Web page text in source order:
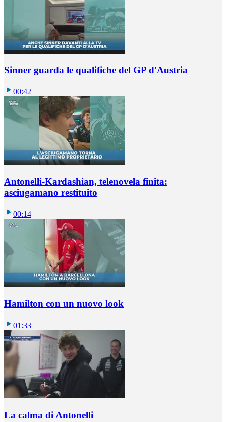
Sinner guarda le qualifiche del GP d'Austria
00:42
Antonelli-Kardashian, telenovela finita:
asciugamano restituito
00:14
Hamilton con un nuovo look
01:33
La calma di Antonelli